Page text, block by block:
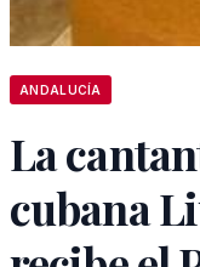
ANDALUCÍA
La
cubana